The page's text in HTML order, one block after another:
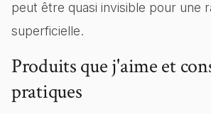
peut être quasi invisible pour une
superficielle.
Produits que j'aime et
pratiques